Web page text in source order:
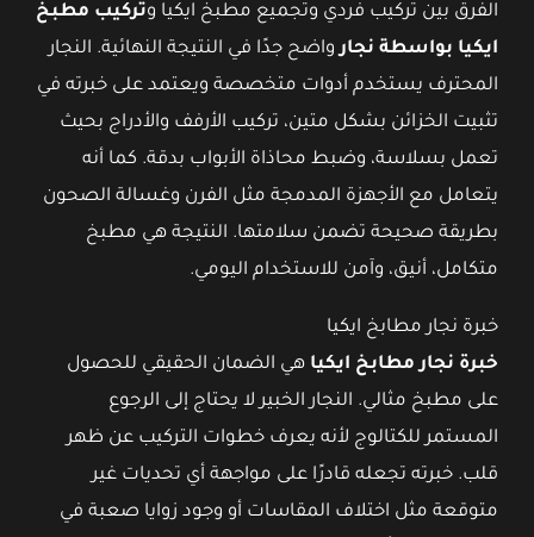
الفرق بين تركيب فردي وتجميع مطبخ ايكيا وتركيب مطبخ
ايكيا بواسطة نجارواضح جدًا في النتيجة النهائية. النجار
المحترف يستخدم أدوات متخصصة ويعتمد على خبرته في
تثبيت الخزائن بشكل متين، تركيب الأرفف والأدراج بحيث
تعمل بسلاسة، وضبط محاذاة الأبواب بدقة. كما أنه
يتعامل مع الأجهزة المدمجة مثل الفرن وغسالة الصحون
بطريقة صحيحة تضمن سلامتها. النتيجة هي مطبخ
متكامل، أنيق، وآمن للاستخدام اليومي.
خبرة نجار مطابخ ايكيا
خبرة نجار مطابخ ايكيا هي الضمان الحقيقي للحصول
على مطبخ مثالي. النجار الخبير لا يحتاج إلى الرجوع
المستمر للكتالوج لأنه يعرف خطوات التركيب عن ظهر
قلب. خبرته تجعله قادرًا على مواجهة أي تحديات غير
متوقعة مثل اختلاف المقاسات أو وجود زوايا صعبة في